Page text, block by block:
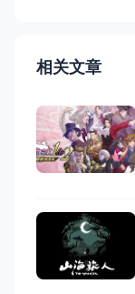
相关文章